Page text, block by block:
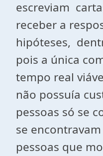
escreviam
receber a
hipóteses,
pois a única
tempo real
não possuía
pessoas só se
se
pessoas que